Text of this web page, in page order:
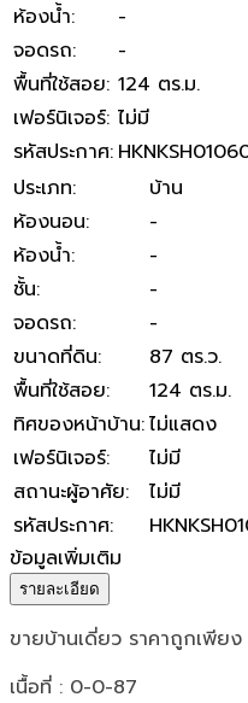
ห้องน้ำ: -
จอดรถ: -
พื้นที่ใช้สอย: 124 ตร.ม.
เฟอร์นิเจอร์: ไม่มี
รหัสประกาศ:
ประเภท:
บ้าน
ห้องนอน:
-
ห้องน้ำ:
-
ชั้น:
-
จอดรถ:
-
ขนาดที่ดิน:
87 ตร.ว.
พื้นที่ใช้สอย:
124 ตร.ม.
ทิศของหน้าบ้าน:ไม่แสดง
เฟอร์นิเจอร์:
ไม่มี
สถานะผู้อาศัย:
ไม่มี
รหัสประกาศ:
ข้อมูลเพิ่มเติม
รายละเอียด
ขายบ้านเดี่ยว ราคาถูกเพีย
เนื้อที่ : 0-0-87